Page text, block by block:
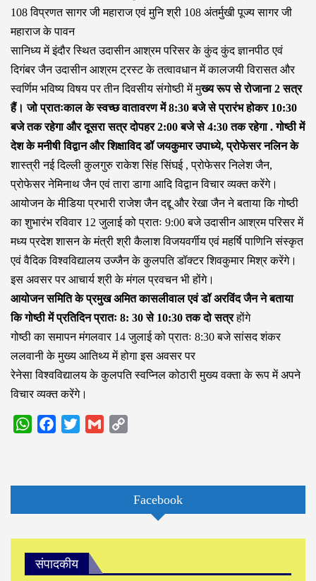
108 विप्रणत सागर जी महाराज एवं मुनि श्री 108 अंतर्मुखी पूज्य सागर जी
महाराज के पावन
सानिध्य में इंदौर स्थित उदासीन आश्रम परिसर के कुंद कुंद ज्ञानपीठ एवं
दिगंबर जैन उदासीन आश्रम ट्रस्ट के तत्वावधान में कालजयी विरासत और
स्वर्णिम भविष्य विषय पर तीन दिवसीय संगोष्ठी में मुख्य रूप से रोजाना 2 सत्र
हैं। जो प्रातःकाल के स्वच्छ वातावरण में 8:30 बजे से प्रारंभ होकर 10:30
बजे तक रहेगा और दूसरा सत्र दोपहर 2:00 बजे से 4:30 तक रहेगा . गोष्ठी में
देश के मनीषी विद्वान और शिक्षाविद डॉ जयकुमार उपाध्ये, प्रोफेसर नलिन के
शास्त्री नई दिल्ली कुलगुरु राकेश सिंह सिंघई , प्रोफेसर निलेश जैन,
प्रोफेसर नेमिनाथ जैन एवं तारा डागा आदि विद्वान विचार व्यक्त करेंगे।
आयोजन के मीडिया प्रभारी राजेश जैन दद्दू और रेखा जैन ने बताया कि गोष्ठी
का शुभारंभ रविवार 12 जुलाई को प्रातः 9:00 बजे उदासीन आश्रम परिसर में
मध्य प्रदेश शासन के मंत्री श्री कैलाश विजयवर्गीय एवं महर्षि पाणिनि संस्कृत
एवं वैदिक विश्वविद्यालय उज्जैन के कुलपति डॉक्टर शिवकुमार मिश्र करेंगे।
इस अवसर पर आचार्य श्री के मंगल प्रवचन भी होंगे।
आयोजन समिति के प्रमुख अमित कासलीवाल एवं डॉ अरविंद जैन ने बताया
कि गोष्ठी में प्रतिदिन प्रातः 8: 30 से 10:30 तक दो सत्रहोंगे
गोष्ठी का समापन मंगलवार 14 जुलाई को प्रातः 8:30 बजे सांसद शंकर
ललवानी के मुख्य आतिथ्य में होगा इस अवसर पर
रेनेसा विश्वविद्यालय के कुलपति स्वप्निल कोठारी मुख्य वक्ता के रूप में अपने
विचार व्यक्त करेंगे।
WhatsAppFacebook
Twitter Gmail
Facebook
संपादकीय